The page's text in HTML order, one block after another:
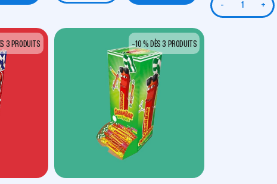
- +
3 PRODUITS -10 % DÈS 3 PRODUITS